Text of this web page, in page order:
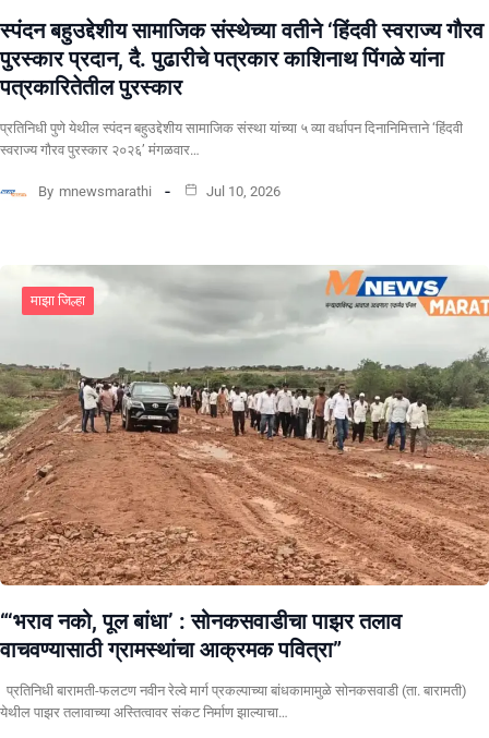
स्पंदन बहुउद्देशीय सामाजिक संस्थेच्या वतीने ‘हिंदवी स्वराज्य गौरव
पुरस्कार प्रदान, दै. पुढारीचे पत्रकार काशिनाथ पिंगळे यांना
पत्रकारितेतील पुरस्कार
प्रतिनिधी पुणे येथील स्पंदन बहुउद्देशीय सामाजिक संस्था यांच्या ५ व्या वर्धापन दिनानिमित्ताने ‘हिंदवी
स्वराज्य गौरव पुरस्कार २०२६’ मंगळवार…
By mnewsmarathi Jul 10, 2026
माझा जिल्हा
“‘भराव नको, पूल बांधा’ : सोनकसवाडीचा पाझर तलाव
वाचवण्यासाठी ग्रामस्थांचा आक्रमक पवित्रा”
प्रतिनिधी बारामती-फलटण नवीन रेल्वे मार्ग प्रकल्पाच्या बांधकामामुळे सोनकसवाडी (ता. बारामती)
येथील पाझर तलावाच्या अस्तित्वावर संकट निर्माण झाल्याचा…